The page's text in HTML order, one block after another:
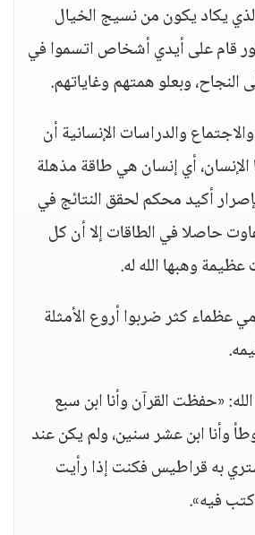
يكاد يكون من نسيج الخيال
قام على أيدي أشخاص اتسموا في
النجاح، وبعلو همتهم وغاياتهم.
والدراسات الإنسانية أن
الإنسان، أي إنسان هي طاقة مذهلة
أكيد محكم لحقق النتائج في
حاصلا في الطاقات إلا أن كل
وهبها الله له.
عظماء كثر ضربوا أروع الأمثلة
«حفظت القرآن وأنا ابن سبع
وأنا ابن عشر سنين، ولم يكن عند
به قراطيس فكنت إذا رأيت
فيه».